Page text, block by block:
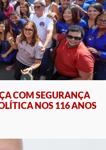
COM SEGURANÇA
NOS 116 ANOS